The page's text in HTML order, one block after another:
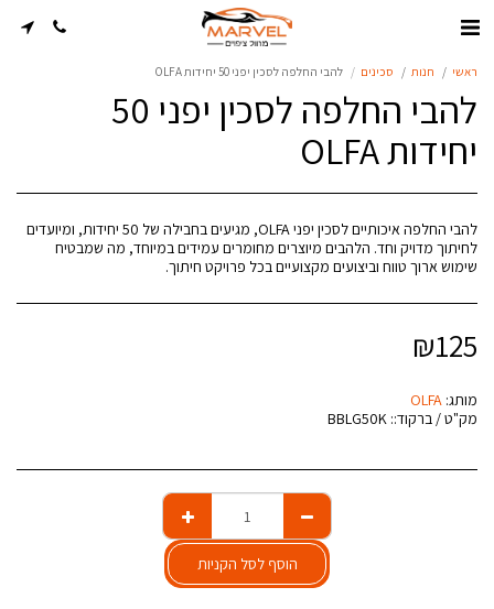
ראשי חנות סכינים להבי החלפה לסכין יפני 50 יחידות OLFA
להבי החלפה לסכין יפני 50
יחידות OLFA
להבי החלפה איכותיים לסכין יפני OLFA, מגיעים בחבילה של 50 יחידות, ומיועדים
לחיתוך מדויק וחד. הלהבים מיוצרים מחומרים עמידים במיוחד, מה שמבטיח
שימוש ארוך טווח וביצועים מקצועיים בכל פרויקט חיתוך.
₪125
מותג: OLFA
מק"ט / ברקוד:: BBLG50K
הוסף לסל הקניות